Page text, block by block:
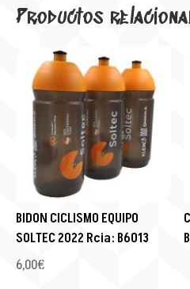
Productos
BIDON CICLISMO EQUIPO
SOLTEC 2022 Rcia: B6013
6,00€